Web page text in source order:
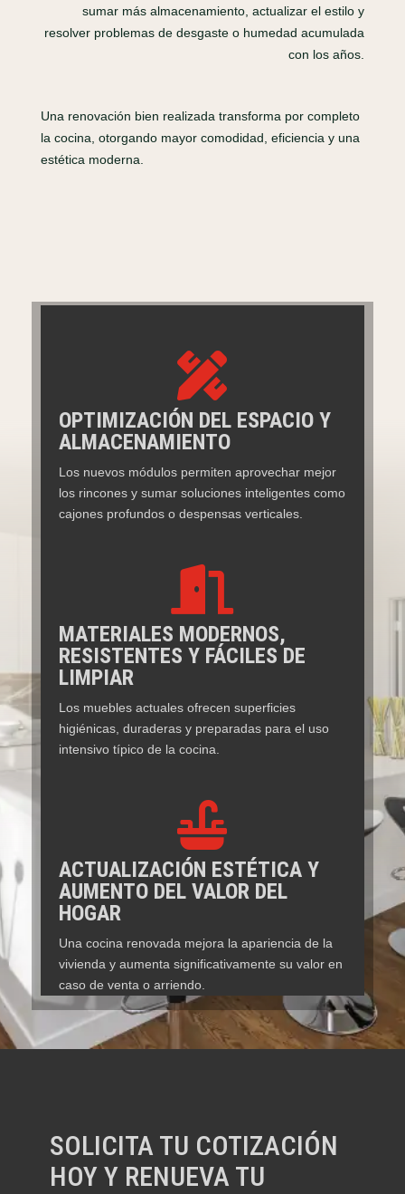
sumar más almacenamiento, actualizar el estilo y
resolver problemas de desgaste o humedad acumulada
con los años.
Una renovación bien realizada transforma por completo
la cocina, otorgando mayor comodidad, eficiencia y una
estética moderna.

OPTIMIZACIÓN DEL ESPACIO Y
ALMACENAMIENTO
Los nuevos módulos permiten aprovechar mejor
los rincones y sumar soluciones inteligentes como
cajones profundos o despensas verticales.

MATERIALES MODERNOS,
RESISTENTES Y FÁCILES DE
LIMPIAR
Los muebles actuales ofrecen superficies
higiénicas, duraderas y preparadas para el uso
intensivo típico de la cocina.

ACTUALIZACIÓN ESTÉTICA Y
AUMENTO DEL VALOR DEL
HOGAR
Una cocina renovada mejora la apariencia de la
vivienda y aumenta significativamente su valor en
caso de venta o arriendo.
SOLICITA TU COTIZACIÓN
HOY Y RENUEVA TU